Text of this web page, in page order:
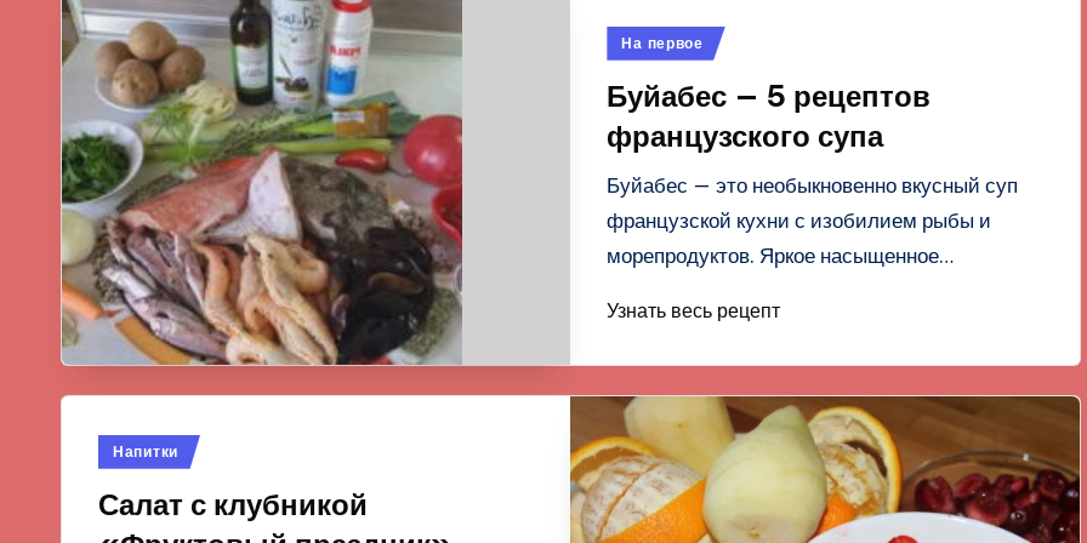
Опубликовано
На первое
Буйабес — 5 рецептов
французского супа
Буйабес — это необыкновенно вкусный суп
французской кухни с изобилием рыбы и
морепродуктов. Яркое насыщенное…
Узнать весь рецепт
Опубликовано
Напитки
Салат с клубникой